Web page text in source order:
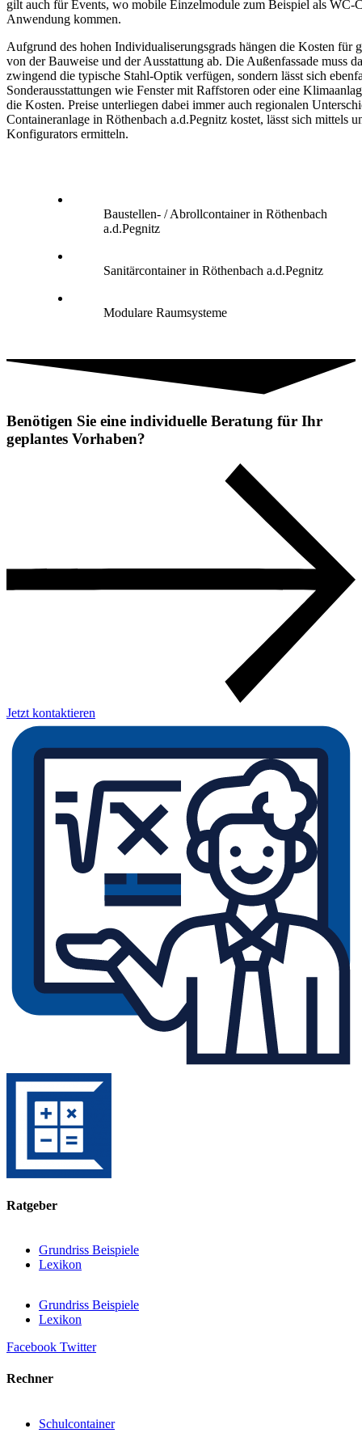
gilt auch für Events, wo mobile Einzelmodule zum Beispiel als WC-
Anwendung kommen.
Aufgrund des hohen Individualiserungsgrads hängen die Kosten für
von der Bauweise und der Ausstattung ab. Die Außenfassade muss
zwingend die typische Stahl-Optik verfügen, sondern lässt sich
Sonderausstattungen wie Fenster mit Raffstoren oder eine
die Kosten. Preise unterliegen dabei immer auch regionalen
Containeranlage in Röthenbach a.d.Pegnitz kostet, lässt sich mittels
Konfigurators ermitteln.
Baustellen- / Abrollcontainer in Röthenbach
a.d.Pegnitz
Sanitärcontainer in Röthenbach a.d.Pegnitz
Modulare Raumsysteme
Benötigen Sie eine individuelle Beratung für Ihr
geplantes Vorhaben?
Jetzt kontaktieren
Ratgeber
Grundriss Beispiele
Lexikon
Grundriss Beispiele
Lexikon
Facebook Twitter
Rechner
Schulcontainer